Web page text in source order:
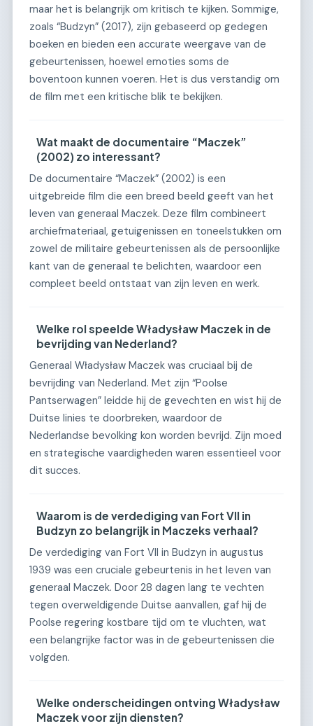
maar het is belangrijk om kritisch te kijken. Sommige,
zoals “Budzyn” (2017), zijn gebaseerd op gedegen
boeken en bieden een accurate weergave van de
gebeurtenissen, hoewel emoties soms de
boventoon kunnen voeren. Het is dus verstandig om
de film met een kritische blik te bekijken.
Wat maakt de documentaire “Maczek”
(2002) zo interessant?
De documentaire “Maczek” (2002) is een
uitgebreide film die een breed beeld geeft van het
leven van generaal Maczek. Deze film combineert
archiefmateriaal, getuigenissen en toneelstukken om
zowel de militaire gebeurtenissen als de persoonlijke
kant van de generaal te belichten, waardoor een
compleet beeld ontstaat van zijn leven en werk.
Welke rol speelde Władysław Maczek in de
bevrijding van Nederland?
Generaal Władysław Maczek was cruciaal bij de
bevrijding van Nederland. Met zijn “Poolse
Pantserwagen” leidde hij de gevechten en wist hij de
Duitse linies te doorbreken, waardoor de
Nederlandse bevolking kon worden bevrijd. Zijn moed
en strategische vaardigheden waren essentieel voor
dit succes.
Waarom is de verdediging van Fort VII in
Budzyn zo belangrijk in Maczeks verhaal?
De verdediging van Fort VII in Budzyn in augustus
1939 was een cruciale gebeurtenis in het leven van
generaal Maczek. Door 28 dagen lang te vechten
tegen overweldigende Duitse aanvallen, gaf hij de
Poolse regering kostbare tijd om te vluchten, wat
een belangrijke factor was in de gebeurtenissen die
volgden.
Welke onderscheidingen ontving Władysław
Maczek voor zijn diensten?